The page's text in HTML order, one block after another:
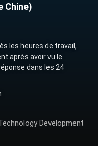
Chine)
les heures de travail,
après avoir vu le
dans les 24
Development